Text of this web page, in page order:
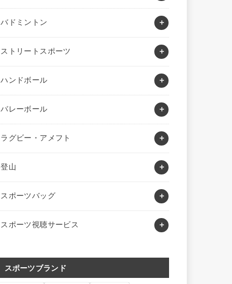
バドミントン
ストリートスポーツ
ハンドボール
バレーボール
ラグビー・アメフト
登山
スポーツバッグ
スポーツ視聴サービス
スポーツブランド